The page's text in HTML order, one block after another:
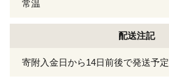
常温
配送注記
寄附入金日から14日前後で発送予定